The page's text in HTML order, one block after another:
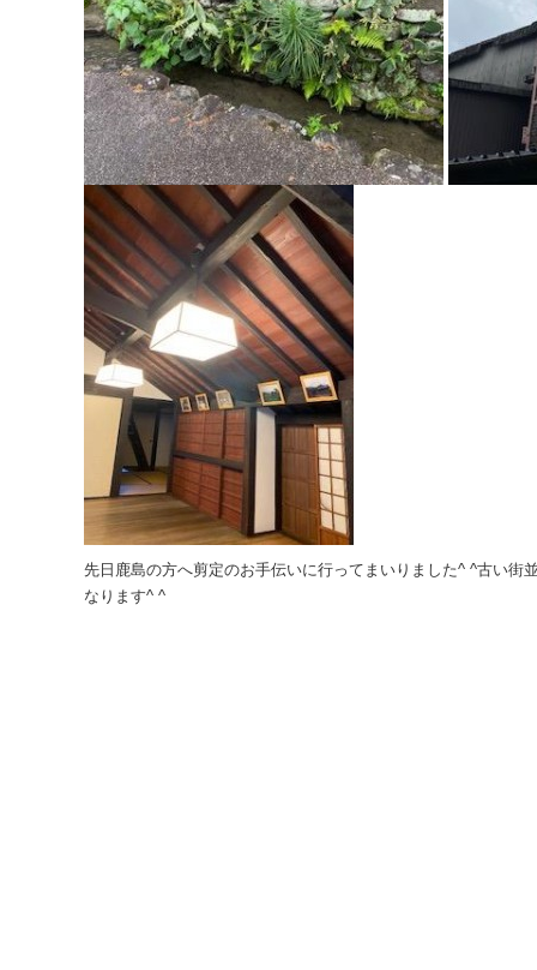
先日鹿島の方へ剪定のお手伝いに行ってまいりました^ ^古い街
なります^ ^